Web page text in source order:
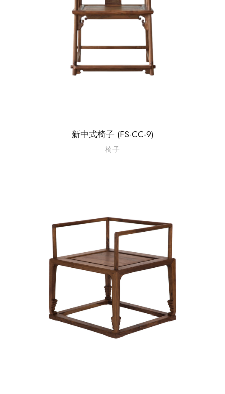
新中式椅子 (FS-CC-9)
椅子